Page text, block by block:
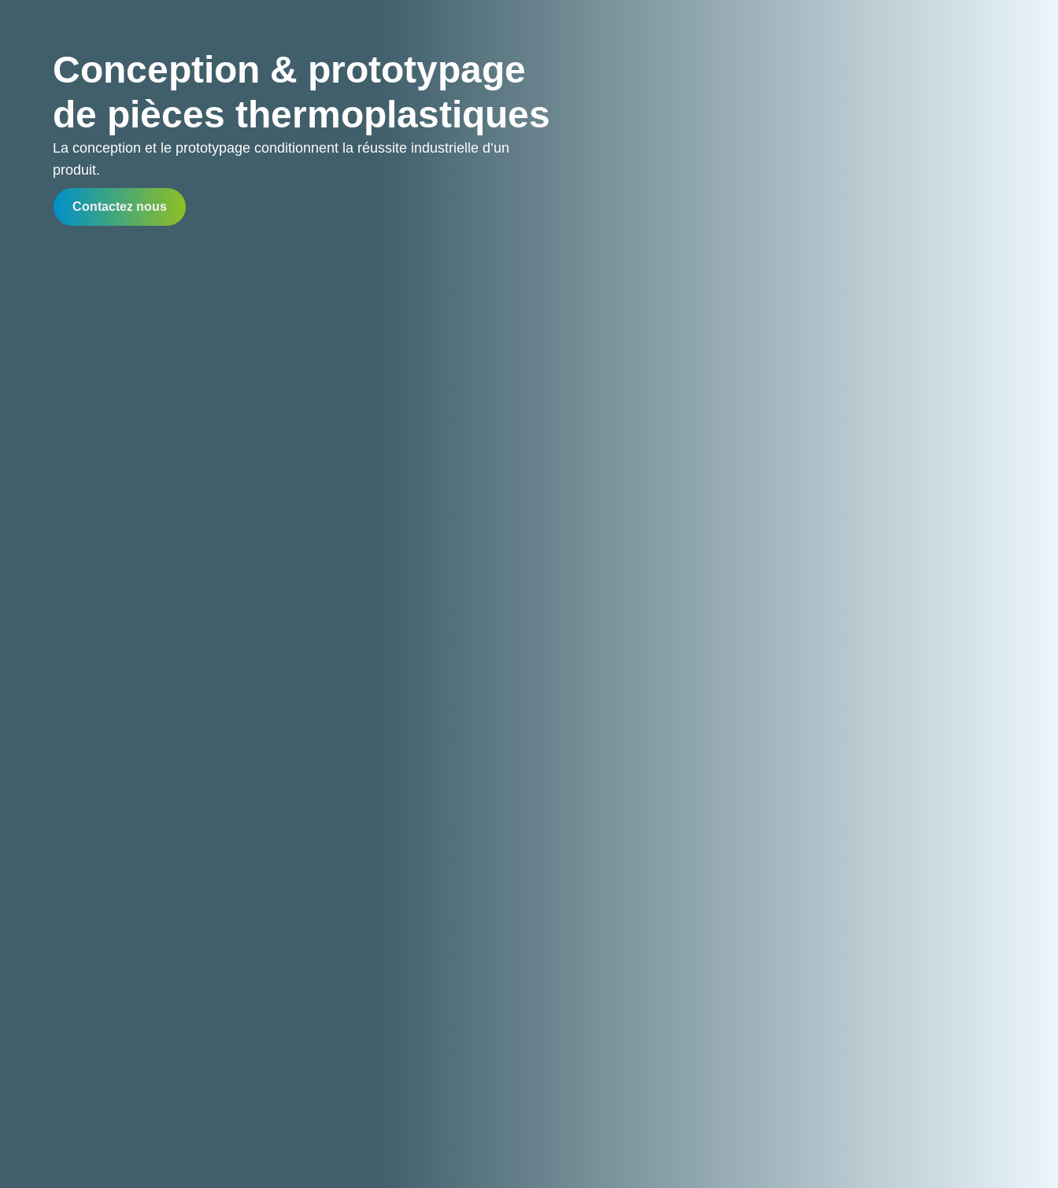
Conception & prototypage
de pièces thermoplastiques
La conception et le prototypage conditionnent la réussite industrielle d’un
produit.
Contactez nous